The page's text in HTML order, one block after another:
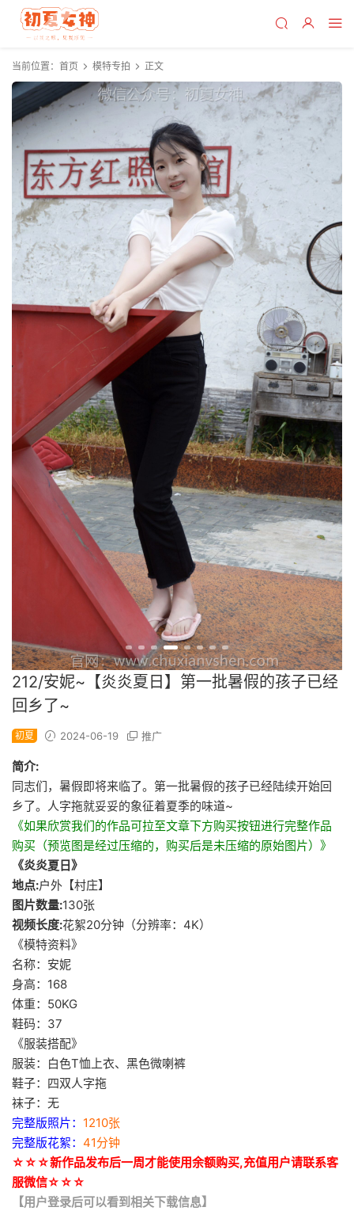
当前位置： 首页 模特专拍 正文
212/安妮~【炎炎夏日】第一批暑假的孩子已经
回乡了~
初夏 2024-06-19 推广
简介:
同志们，暑假即将来临了。第一批暑假的孩子已经陆续开始回
乡了。人字拖就妥妥的象征着夏季的味道~
《如果欣赏我们的作品可拉至文章下方购买按钮进行完整作品
购买（预览图是经过压缩的，购买后是未压缩的原始图片）》
《炎炎夏日》
地点:户外【村庄】
图片数量:130张
视频长度:花絮20分钟（分辨率：4K）
《模特资料》
名称：安妮
身高：168
体重：50KG
鞋码：37
《服装搭配》
服装：白色T恤上衣、黑色微喇裤
鞋子：四双人字拖
袜子：无
完整版照片： 1210张
完整版花絮： 41分钟
☆☆☆新作品发布后一周才能使用余额购买,充值用户请联系客
服微信☆☆☆
【用户登录后可以看到相关下载信息】